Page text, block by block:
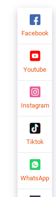
Facebook
Youtube
Instagram
Tiktok
WhatsApp